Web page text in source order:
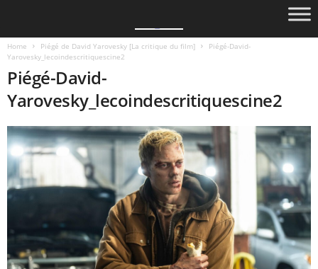
Home Piégé de David Yarovesky [La critique du film]
Piégé-David-
Yarovesky_lecoindescritiquescine2
Piégé-David-
Yarovesky_lecoindescritiquescine2